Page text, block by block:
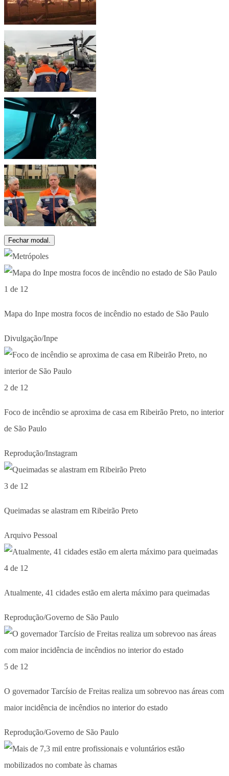
Fechar modal.
1 de 12
Mapa do Inpe mostra focos de incêndio no estado de São Paulo
Divulgação/Inpe
2 de 12
Foco de incêndio se aproxima de casa em Ribeirão Preto, no interior
de São Paulo
Reprodução/Instagram
3 de 12
Queimadas se alastram em Ribeirão Preto
Arquivo Pessoal
4 de 12
Atualmente, 41 cidades estão em alerta máximo para queimadas
Reprodução/Governo de São Paulo
5 de 12
O governador Tarcísio de Freitas realiza um sobrevoo nas áreas com
maior incidência de incêndios no interior do estado
Reprodução/Governo de São Paulo